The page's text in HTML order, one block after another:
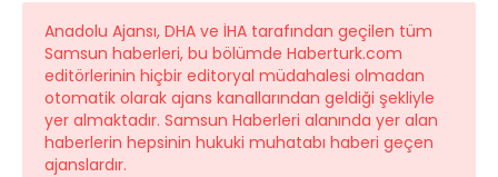
Anadolu Ajansı, DHA ve İHA tarafından geçilen tüm
Samsun haberleri, bu bölümde Haberturk.com
editörlerinin hiçbir editoryal müdahalesi olmadan
otomatik olarak ajans kanallarından geldiği şekliyle
yer almaktadır. Samsun Haberleri alanında yer alan
haberlerin hepsinin hukuki muhatabı haberi geçen
ajanslardır.